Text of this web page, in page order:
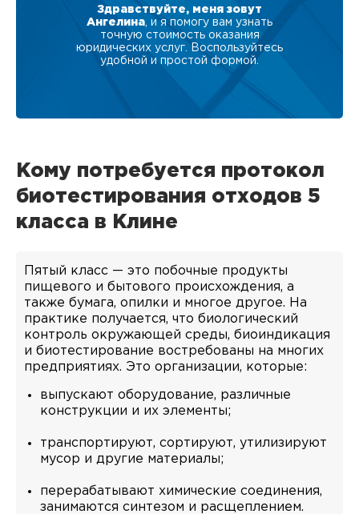
Здравствуйте, меня зовут
Ангелина , и я помогу вам узнать
точную стоимость оказания
юридических услуг. Воспользуйтесь
удобной и простой формой.
Кому потребуется протокол
биотестирования отходов 5
класса в Клине
Пятый класс — это побочные продукты
пищевого и бытового происхождения, а
также бумага, опилки и многое другое. На
практике получается, что биологический
контроль окружающей среды, биоиндикация
и биотестирование востребованы на многих
предприятиях. Это организации, которые:
выпускают оборудование, различные
конструкции и их элементы;
транспортируют, сортируют, утилизируют
мусор и другие материалы;
перерабатывают химические соединения,
занимаются синтезом и расщеплением.